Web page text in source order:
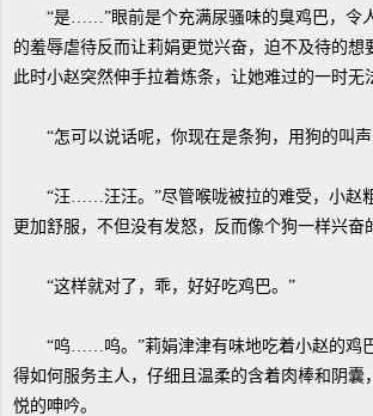
“是……”眼前是个充满尿骚味的臭鸡巴，令
的羞辱虐待反而让莉娟更觉兴奋，迫不及待的想
此时小赵突然伸手拉着炼条，让她难过的一时无
“怎可以说话呢，你现在是条狗，用狗的叫声
“汪……汪汪。”尽管喉咙被拉的难受，小赵
更加舒服，不但没有发怒，反而像个狗一样兴奋
“这样就对了，乖，好好吃鸡巴。”
“呜……呜。”莉娟津津有味地吃着小赵的鸡
得如何服务主人，仔细且温柔的含着肉棒和阴囊
悦的呻吟。